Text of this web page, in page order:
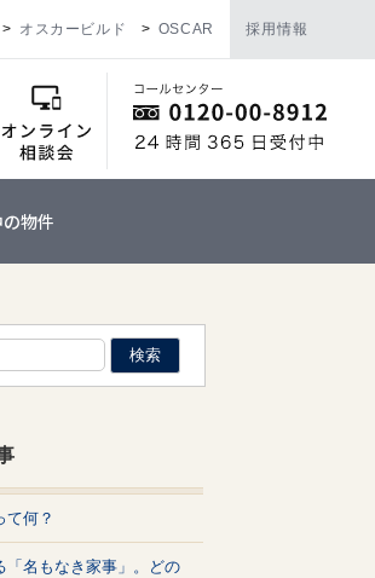
オスカービルド OSCAR 採用情報
物件
て何？
「名もなき家事」。どの